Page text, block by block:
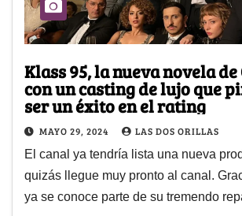
Klass 95, la nueva novela
con un casting de lujo que
ser un éxito en el rating
MAYO 29, 2024 LAS DOS ORILLAS
El canal ya tendría lista una nueva
quizás llegue muy pronto al canal.
ya se conoce parte de su tremendo